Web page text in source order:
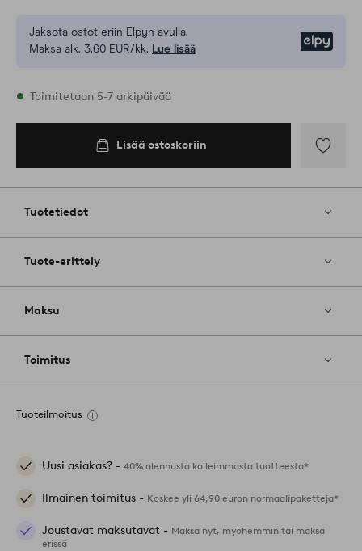
Jaksota ostot eriin Elpyn avulla.
Maksa alk. 3,60 EUR/kk. Lue lisää
Varastossa
Toimitetaan 5-7 arkipäivää
Lisää ostoskoriin
Tuotetiedot
Tuote-erittely
Maksu
Toimitus
Tuoteilmoitus
Uusi asiakas? - 40% alennusta kalleimmasta tuotteesta*
Ilmainen toimitus - Koskee yli 64,90 euron normaalipaketteja*
Joustavat maksutavat - Maksa nyt, myöhemmin tai maksa
erissä